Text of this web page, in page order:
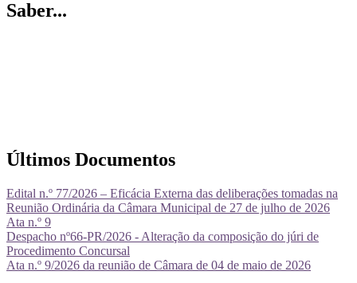
Saber...
Últimos Documentos
Edital n.º 77/2026 – Eficácia Externa das deliberações tomadas na
Reunião Ordinária da Câmara Municipal de 27 de julho de 2026
Ata n.º 9
Despacho nº66-PR/2026 - Alteração da composição do júri de
Procedimento Concursal
Ata n.º 9/2026 da reunião de Câmara de 04 de maio de 2026